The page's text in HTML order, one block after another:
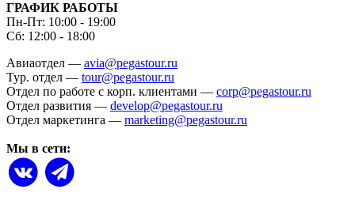
ГРАФИК РАБОТЫ
Пн-Пт: 10:00 - 19:00
Сб: 12:00 - 18:00
Авиаотдел — avia@pegastour.ru
Тур. отдел — tour@pegastour.ru
Отдел по работе с корп. клиентами — corp@pegastour.ru
Отдел развития — develop@pegastour.ru
Отдел маркетинга — marketing@pegastour.ru
Мы в сети: